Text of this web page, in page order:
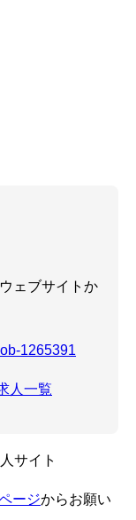
ェブサイトか
1265391
人一覧
サイト
ージからお願い